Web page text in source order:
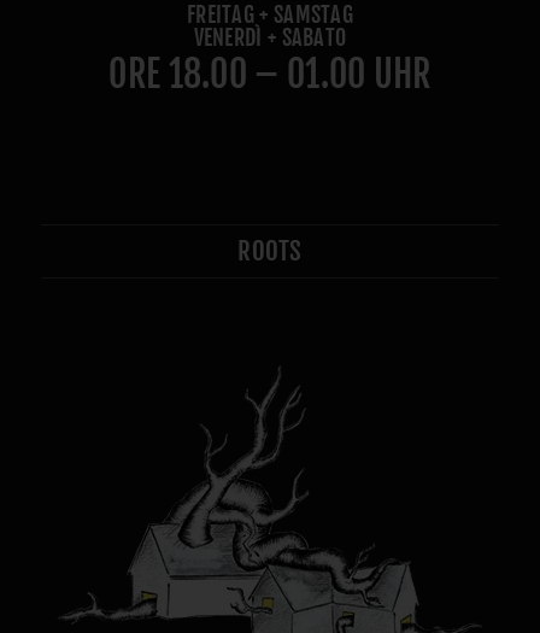
FREITAG + SAMSTAG
VENERDÌ + SABATO
ORE 18.00 – 01.00 UHR
ROOTS